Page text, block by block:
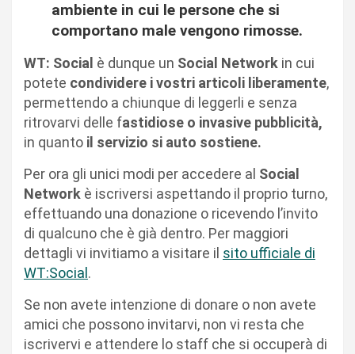
ambiente in cui le persone che si
comportano male vengono rimosse.
WT: Social è dunque un Social Network in cui
potete condividere i vostri articoli liberamente,
permettendo a chiunque di leggerli e senza
ritrovarvi delle fastidiose o invasive pubblicità,
in quanto il servizio si auto sostiene.
Per ora gli unici modi per accedere al Social
Network è iscriversi aspettando il proprio turno,
effettuando una donazione o ricevendo l’invito
di qualcuno che è già dentro. Per maggiori
dettagli vi invitiamo a visitare il sito ufficiale di
WT:Social .
Se non avete intenzione di donare o non avete
amici che possono invitarvi, non vi resta che
iscrivervi e attendere lo staff che si occuperà di